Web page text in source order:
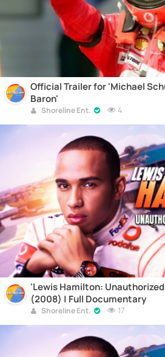
Official Trailer for 'Michael
Baron'
Shoreline Ent. 4
'Lewis Hamilton:
(2008) | Full Documentary
Shoreline Ent. 17